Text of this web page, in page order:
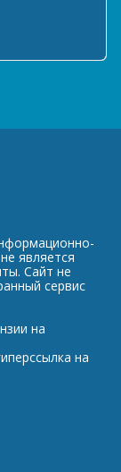
является
Сайт не
сервис
на
на